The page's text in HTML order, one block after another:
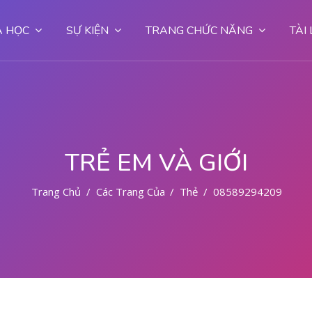
HỌC SỰ KIỆN TRANG CHỨC NĂNG TÀI
TRẺ EM VÀ GIỚI
Trang Chủ Các Trang Của Hệ Thống
Thẻ 085892942094